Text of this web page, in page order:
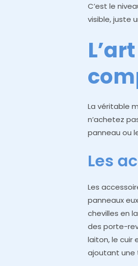
C’est le
visible, juste
La véritable
n’achetez
panneau ou
Les
Les
panneaux
chevilles en
des porte-
laiton, le cuir
ajoutant une